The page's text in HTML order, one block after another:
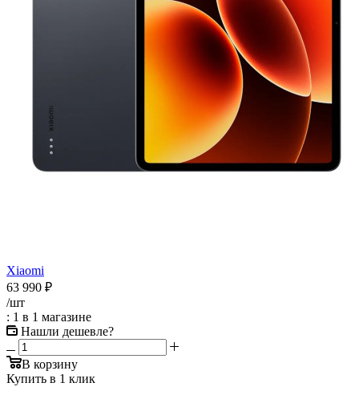
Xiaomi
63 990 ₽
/шт
: 1 в 1 магазине
Нашли дешевле?
В корзину
Купить в 1 клик